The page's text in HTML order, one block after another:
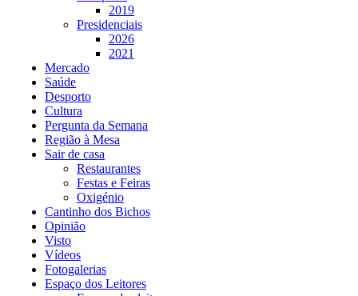
2019
Presidenciais
2026
2021
Mercado
Saúde
Desporto
Cultura
Pergunta da Semana
Região à Mesa
Sair de casa
Restaurantes
Festas e Feiras
Oxigénio
Cantinho dos Bichos
Opinião
Visto
Vídeos
Fotogalerias
Espaço dos Leitores